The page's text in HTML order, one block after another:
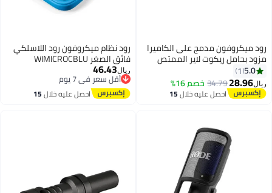
رود ميكروفون مدمج على الكاميرا
مزود بحامل ريكوت لاير الممتص
للصدمات Videomicro أسود/أحمر
5.0
1
ريال28.96
34.79خصم 16%
احصل عليه خلال15
رود نظام ميكروفون رود اللاسلكي
فائق الصغر WIMICROCBLU
ريال46.43
أقل سعر في 7 يوم
أقل سعر في 7 يوماحصل عليه خلال15